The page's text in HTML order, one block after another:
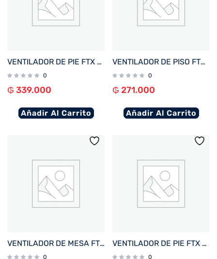
VENTILADOR DE PIE FTX 3 VEL BRISA 60W 220V METAL/NEGRO FS-40MF
0
₲ 339.000
Añadir Al Carrito
VENTILADOR DE PISO FTX 3 VEL RAFAGA 90W 220V PLAST/NEGRO KYT50-7
0
₲ 271.000
Añadir Al Carrito
VENTILADOR DE MESA FTX 3 VEL AURA 45W 220V NEG/MET HB-TF-15-02
0
VENTILADOR DE PIE FTX 3 VEL CONFORT 70W 220V PLAST/NEGRO HB-EF-02
0